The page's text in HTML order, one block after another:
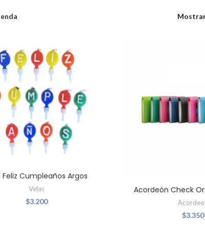
Feliz Cumpleaños Argos
Velas
$3.200
Acordeón Check
$3.350